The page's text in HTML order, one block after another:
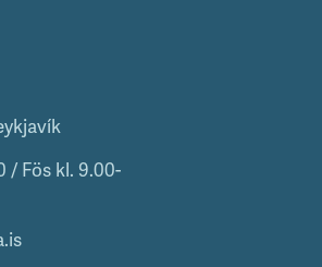
/ Fös kl. 9.00-